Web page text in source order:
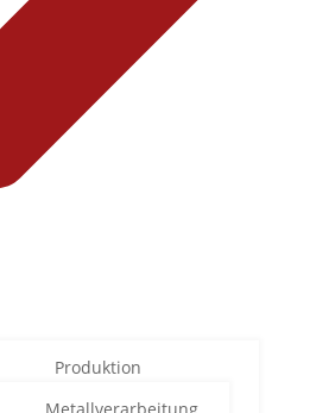
Produktion